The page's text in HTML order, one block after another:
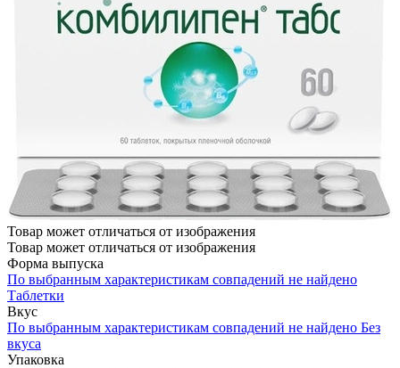
Товар может отличаться от изображения
Товар может отличаться от изображения
Форма выпуска
По выбранным характеристикам совпадений не найдено
Таблетки
Вкус
По выбранным характеристикам совпадений не найдено Без
вкуса
Упаковка